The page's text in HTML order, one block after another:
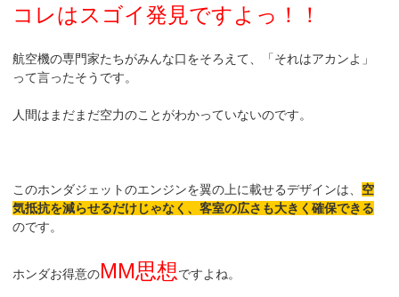
コレはスゴイ発見ですよっ！！
航空機の専門家たちがみんな口をそろえて、「それはアカンよ」
って言ったそうです。
人間はまだまだ空力のことがわかっていないのです。
このホンダジェットのエンジンを翼の上に載せるデザインは、 空
気抵抗を減らせるだけじゃなく、客室の広さも大きく確保できる
のです。
ホンダお得意のMM思想ですよね。